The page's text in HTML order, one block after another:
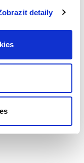
detaily
přijmout
řízení